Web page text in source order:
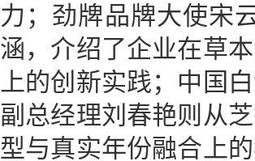
力；劲牌品牌大使宋
涵，介绍了企业在草
上的创新实践；中国
副总经理刘春艳则从
型与真实年份融合上